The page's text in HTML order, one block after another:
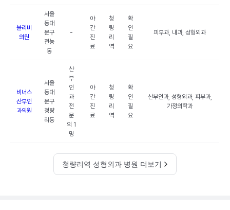
블리비
의원
서울
동대
문구
전농
동
-
야
간
진
료
청
량
리
역
확
인
필
요
피부과, 내과, 성형외과
비너스
산부인
과의원
서울
동대
문구
청량
리동
산
부
인
과
전
문
의 1
명
야
간
진
료
청
량
리
역
확
인
필
요
산부인과, 성형외과, 피부과,
가정의학과
청량리역 성형외과 병원 더보기